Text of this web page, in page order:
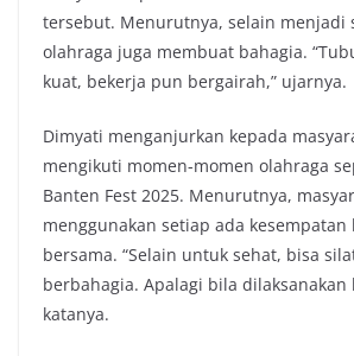
tersebut. Menurutnya, selain menjadi
olahraga juga membuat bahagia.
kuat, bekerja pun bergairah,” ujarnya.
Dimyati menganjurkan kepada
mengikuti momen-momen olahraga
Banten Fest 2025. Menurutnya,
menggunakan setiap ada kesempatan
bersama. “Selain untuk sehat, bisa
berbahagia. Apalagi bila dilaksanakan
katanya.